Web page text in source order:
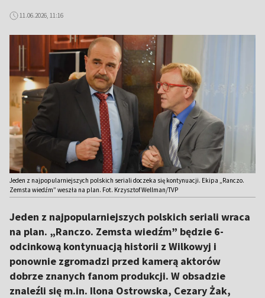
11.06.2026, 11:16
Jeden z najpopularniejszych polskich seriali doczeka się kontynuacji. Ekipa „Ranczo.
Zemsta wiedźm” weszła na plan. Fot. Krzysztof Wellman/TVP
Jeden z najpopularniejszych polskich seriali wraca
na plan. „Ranczo. Zemsta wiedźm” będzie 6-
odcinkową kontynuacją historii z Wilkowyj i
ponownie zgromadzi przed kamerą aktorów
dobrze znanych fanom produkcji. W obsadzie
znaleźli się m.in. Ilona Ostrowska, Cezary Żak,